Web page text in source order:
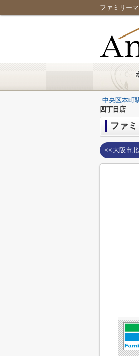
ファミリー
中央区本町
四丁目店
ファ
<<大阪市